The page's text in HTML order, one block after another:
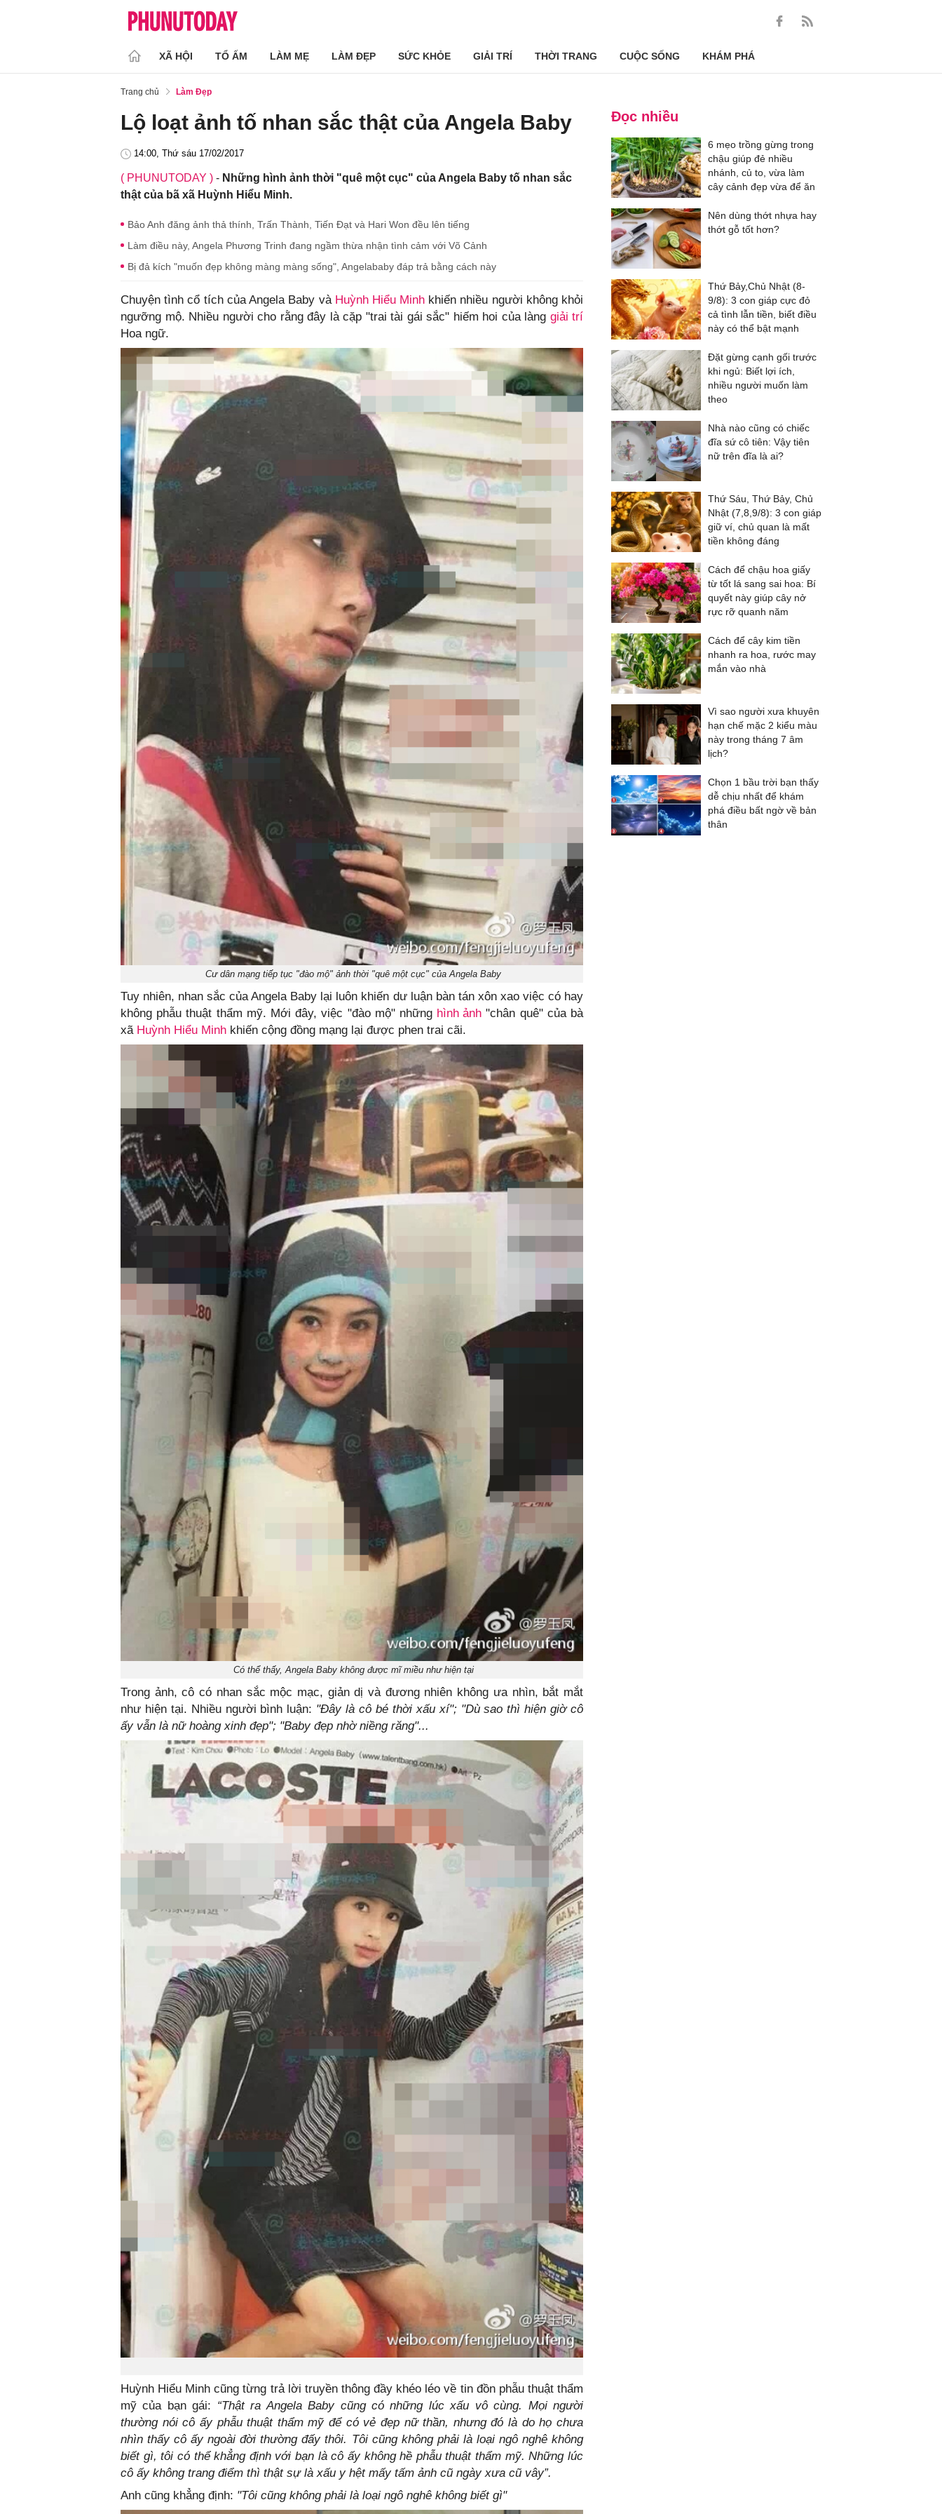
XÃ HỘI TỔ ẤM LÀM MẸ LÀM ĐẸP SỨC KHỎE GIẢI TRÍ THỜI TRANG CUỘC SỐNG KHÁM PHÁ
Trang chủ Làm Đẹp
Lộ loạt ảnh tố nhan sắc thật của Angela Baby
14:00, Thứ sáu 17/02/2017
( PHUNUTODAY ) - Những hình ảnh thời "quê một cục" của Angela Baby tố nhan sắc
thật của bã xã Huỳnh Hiểu Minh.
Bảo Anh đăng ảnh thả thính, Trấn Thành, Tiến Đạt và Hari Won đều lên tiếng
Làm điều này, Angela Phương Trinh đang ngầm thừa nhận tình cảm với Võ Cảnh
Bị đả kích "muốn đẹp không màng màng sống", Angelababy đáp trả bằng cách này
Chuyện tình cổ tích của Angela Baby và Huỳnh Hiểu Minhkhiến nhiều người không khỏi
ngưỡng mộ. Nhiều người cho rằng đây là cặp "trai tài gái sắc" hiếm hoi của làng giải trí
Hoa ngữ.
Cư dân mạng tiếp tục "đào mộ" ảnh thời "quê một cục" của Angela Baby
Tuy nhiên, nhan sắc của Angela Baby lại luôn khiến dư luận bàn tán xôn xao việc có hay
không phẫu thuật thẩm mỹ. Mới đây, việc "đào mộ" những hình ảnh "chân quê" của bà
xã Huỳnh Hiểu Minh khiến cộng đồng mạng lại được phen trai cãi.
Có thể thấy, Angela Baby không được mĩ miều như hiện tại
Trong ảnh, cô có nhan sắc mộc mạc, giản dị và đương nhiên không ưa nhìn, bắt mắt
như hiện tại. Nhiều người bình luận: "Đây là cô bé thời xấu xí"; "Dù sao thì hiện giờ cô
ấy vẫn là nữ hoàng xinh đẹp"; "Baby đẹp nhờ niềng răng"...
Huỳnh Hiểu Minh cũng từng trả lời truyền thông đầy khéo léo về tin đồn phẫu thuật thẩm
mỹ của bạn gái: “Thật ra Angela Baby cũng có những lúc xấu vô cùng. Mọi người
thường nói cô ấy phẫu thuật thẩm mỹ để có vẻ đẹp nữ thần, nhưng đó là do họ chưa
nhìn thấy cô ấy ngoài đời thường đấy thôi. Tôi cũng không phải là loại ngô nghê không
biết gì, tôi có thể khẳng định với bạn là cô ấy không hề phẫu thuật thẩm mỹ. Những lúc
cô ấy không trang điểm thì thật sự là xấu y hệt mấy tấm ảnh cũ ngày xưa cũ vây”.
Anh cũng khẳng định: "Tôi cũng không phải là loại ngô nghê không biết gì"
Đọc nhiều
6 mẹo trồng gừng trong
chậu giúp đẻ nhiều
nhánh, củ to, vừa làm
cây cảnh đẹp vừa để ăn
Nên dùng thớt nhựa hay
thớt gỗ tốt hơn?
Thứ Bảy,Chủ Nhật (8-
9/8): 3 con giáp cực đỏ
cả tình lẫn tiền, biết điều
này có thể bật mạnh
Đặt gừng cạnh gối trước
khi ngủ: Biết lợi ích,
nhiều người muốn làm
theo
Nhà nào cũng có chiếc
đĩa sứ cô tiên: Vậy tiên
nữ trên đĩa là ai?
Thứ Sáu, Thứ Bảy, Chủ
Nhật (7,8,9/8): 3 con giáp
giữ ví, chủ quan là mất
tiền không đáng
Cách để chậu hoa giấy
từ tốt lá sang sai hoa: Bí
quyết này giúp cây nở
rực rỡ quanh năm
Cách để cây kim tiền
nhanh ra hoa, rước may
mắn vào nhà
Vì sao người xưa khuyên
hạn chế mặc 2 kiểu màu
này trong tháng 7 âm
lịch?
Chọn 1 bầu trời bạn thấy
dễ chịu nhất để khám
phá điều bất ngờ về bản
thân